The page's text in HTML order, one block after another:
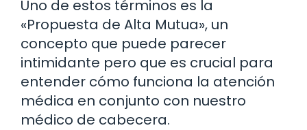
Uno de estos términos es la
«Propuesta de Alta Mutua», un
concepto que puede parecer
intimidante pero que es crucial para
entender cómo funciona la atención
médica en conjunto con nuestro
médico de cabecera.